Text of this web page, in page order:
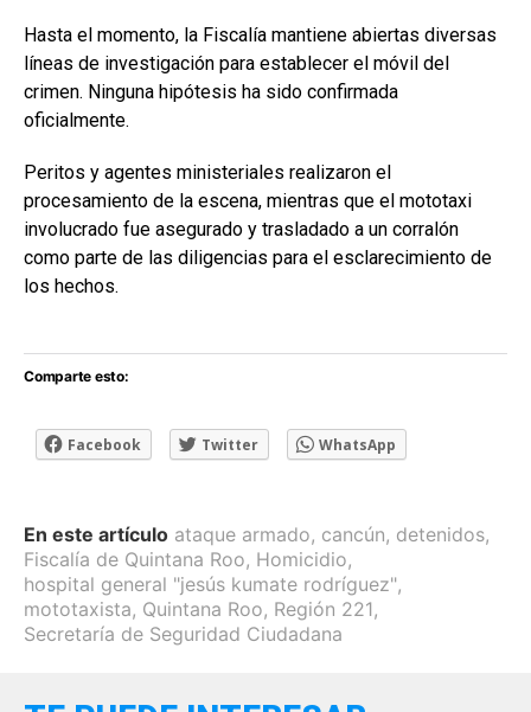
Hasta el momento, la Fiscalía mantiene abiertas diversas
líneas de investigación para establecer el móvil del
crimen. Ninguna hipótesis ha sido confirmada
oficialmente.
Peritos y agentes ministeriales realizaron el
procesamiento de la escena, mientras que el mototaxi
involucrado fue asegurado y trasladado a un corralón
como parte de las diligencias para el esclarecimiento de
los hechos.
Comparte esto:
Facebook Twitter WhatsApp
En este artículo ataque armado, cancún, detenidos,
Fiscalía de Quintana Roo, Homicidio,
hospital general "jesús kumate rodríguez",
mototaxista, Quintana Roo, Región 221,
Secretaría de Seguridad Ciudadana